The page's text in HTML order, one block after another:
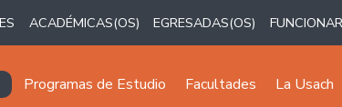
ACADÉMICAS(OS) EGRESADAS(OS)
principal
Programas de Estudio Facultades La Usach